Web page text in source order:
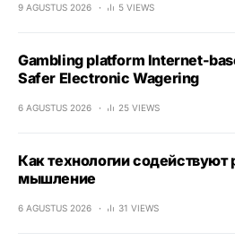
9 AGUSTUS 2026 5 VIEWS
Gambling platform Internet-
Safer Electronic Wagering
6 AGUSTUS 2026 25 VIEWS
Как технологии содействуют
мышление
6 AGUSTUS 2026 31 VIEWS